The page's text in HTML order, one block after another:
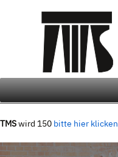
TMSwird 150 bitte hier klicken